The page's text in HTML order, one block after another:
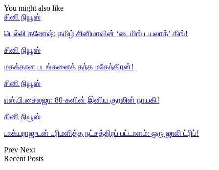
You might also like
சினி நியூஸ்
டெல்லி கணேஷ்: தமிழ் சினிமாவின் ‘டைமிங் டயலாக்’ கிங்!
சினி நியூஸ்
மகத்தான படங்களைத் தந்த மகேந்திரன்!
சினி நியூஸ்
எஸ்.பி.சைலஜா: 80-களின் இனிய குரலின் நாயகி!
சினி நியூஸ்
பாக்யராஜுடன் பரிமளித்த நட்சத்திரப் பட்டாளம்: ஒரு ஜாலி ட்ரிப்!
Prev Next
Recent Posts